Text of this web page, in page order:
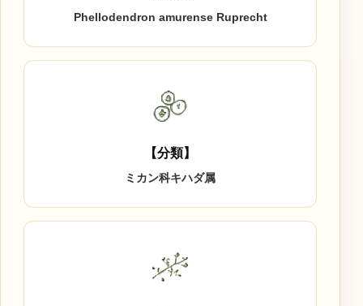
Phellodendron amurense Ruprecht
【分類】
ミカン科キハダ属